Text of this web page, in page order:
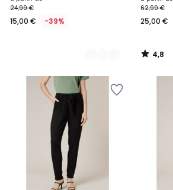
à
partir
24,99 €
15,00 € -39%
62,99 €
25,00 €
4,8
/